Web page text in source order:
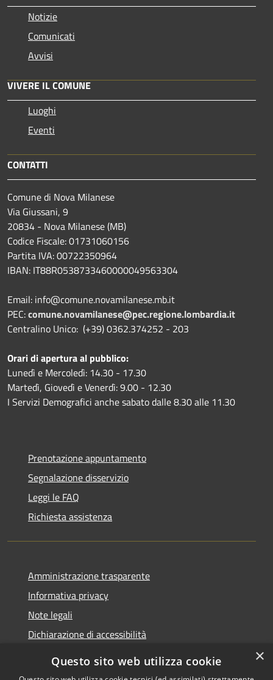
Notizie
Comunicati
Avvisi
VIVERE IL COMUNE
Luoghi
Eventi
CONTATTI
Comune di Nova Milanese
Via Giussani, 9
20834 - Nova Milanese (MB)
Codice Fiscale: 01731060156
Partita IVA: 00722350964
IBAN: IT88R0538733460000049563304
Email: info@comune.novamilanese.mb.it
PEC:comune.novamilanese@pec.regione.lombardia.it
Centralino Unico: (+39) 0362.374252 - 203
Orari di apertura al pubblico:
Lunedì e Mercoledì: 14.30 - 17.30
Martedì, Giovedì e Venerdì: 9.00 - 12.30
I Servizi Demografici anche sabato dalle 8.30 alle 11.30
Prenotazione appuntamento
Segnalazione disservizio
Leggi le FAQ
Richiesta assistenza
Amministrazione trasparente
Informativa privacy
Note legali
Dichiarazione di accessibilità
×
Questo sito web utilizza cookie